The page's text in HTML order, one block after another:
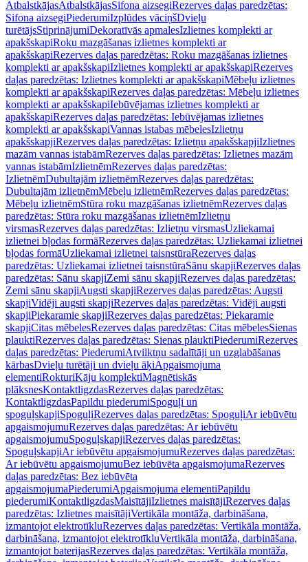
AtbalstkājasAtbalstkājasSifona aizsegiRezerves daļas paredzētas:
Sifona aizsegiPiederumiIzplūdes vāciņšDvieļu
turētājsStiprinājumiDekoratīvās apmalesIzlietnes komplekti ar
apakšskapiRoku mazgāšanas izlietnes komplekti ar
apakšskapiRezerves daļas paredzētas: Roku mazgāšanas izlietnes
komplekti ar apakšskapiIzlietnes komplekti ar apakšskapiRezerves
daļas paredzētas: Izlietnes komplekti ar apakšskapiMēbeļu izlietnes
komplekti ar apakšskapiRezerves daļas paredzētas: Mēbeļu izlietnes
komplekti ar apakšskapiIebūvējamas izlietnes komplekti ar
apakšskapiRezerves daļas paredzētas: Iebūvējamas izlietnes
komplekti ar apakšskapiVannas istabas mēbelesIzlietņu
apakšskapjiRezerves daļas paredzētas: Izlietņu apakšskapjiIzlietnes
mazām vannas istabāmRezerves daļas paredzētas: Izlietnes mazām
vannas istabāmIzlietnēmRezerves daļas paredzētas:
IzlietnēmDubultajām izlietnēmRezerves daļas paredzētas:
Dubultajām izlietnēmMēbeļu izlietnēmRezerves daļas paredzētas:
Mēbeļu izlietnēmStūra roku mazgāšanas izlietnēmRezerves daļas
paredzētas: Stūra roku mazgāšanas izlietnēmIzlietņu
virsmasRezerves daļas paredzētas: Izlietņu virsmasUzliekamai
izlietnei bļodas formāRezerves daļas paredzētas: Uzliekamai izlietnei
bļodas formāUzliekamai izlietnei taisnstūraRezerves daļas
paredzētas: Uzliekamai izlietnei taisnstūraSānu skapjiRezerves daļas
paredzētas: Sānu skapjiZemi sānu skapjiRezerves daļas paredzētas:
Zemi sānu skapjiAugsti skapjiRezerves daļas paredzētas: Augsti
skapjiVidēji augsti skapjiRezerves daļas paredzētas: Vidēji augsti
skapjiPiekaramie skapjiRezerves daļas paredzētas: Piekaramie
skapjiCitas mēbelesRezerves daļas paredzētas: Citas mēbelesSienas
plauktiRezerves daļas paredzētas: Sienas plauktiPiederumiRezerves
daļas paredzētas: PiederumiAtvilktņu sadalītāji un uzglabāšanas
kārbasDvieļu turētāji un dvieļu āķiApgaismojuma
elementiRokturiKāju komplektiMagnētiskās
plāksnesKontaktligzdasRezerves daļas paredzētas:
KontaktligzdasPapildu piederumiSpoguļi un
spoguļskapjiSpoguļiRezerves daļas paredzētas: SpoguļiAr iebūvētu
apgaismojumuRezerves daļas paredzētas: Ar iebūvētu
apgaismojumuSpoguļskapjiRezerves daļas paredzētas:
SpoguļskapjiAr iebūvētu apgaismojumuRezerves daļas paredzētas:
Ar iebūvētu apgaismojumuBez iebūvēta apgaismojumaRezerves
daļas paredzētas: Bez iebūvēta
apgaismojumaPiederumiApgaismojuma elementiPapildu
piederumiKontaktligzdasMaisītājiIzlietnes maisītājiRezerves daļas
paredzētas: Izlietnes maisītājiVertikāla montāža, darbināšana,
izmantojot elektrotīkluRezerves daļas paredzētas: Vertikāla montāža,
darbināšana, izmantojot elektrotīkluVertikāla montāža, darbināšana,
izmantojot baterijasRezerves daļas paredzētas: Vertikāla montāža,